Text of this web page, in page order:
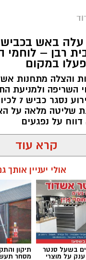
חסיד הצלה דרום
הלילה (בין
מהירי נפצע
ואיחוד הצלה
רפואי ראשוני
כשמצבו מוגדר
רבן –
פעלו במקום
והצלה מתחנות
השריפה ולמניעת
במהלך
שליטה מלאה על
על נפגעים
08.08.26
קרא עוד
אולי יעניין אותך
בשעל סנטר
על מוצרי
תיקון
מסחר